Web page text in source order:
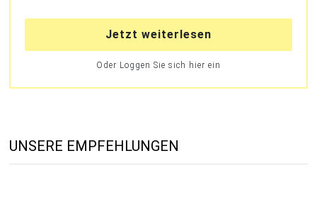
Jetzt weiterlesen
Oder Loggen Sie sich hier ein
UNSERE EMPFEHLUNGEN